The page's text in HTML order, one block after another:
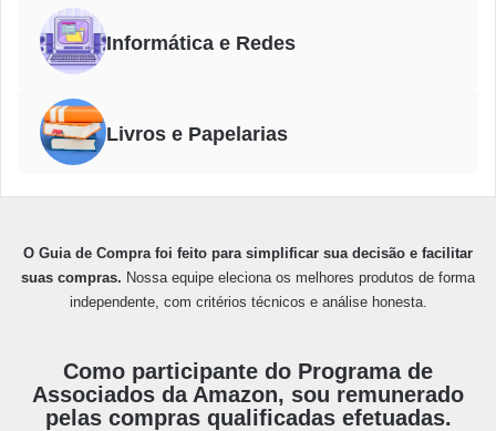
Informática e Redes
Livros e Papelarias
O Guia de Compra foi feito para simplificar sua decisão e facilitar
suas compras. Nossa equipe eleciona os melhores produtos de forma
independente, com critérios técnicos e análise honesta.
Como participante do Programa de
Associados da Amazon, sou remunerado
pelas compras qualificadas efetuadas.